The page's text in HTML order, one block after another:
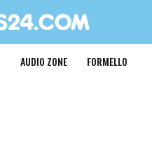
AUDIO ZONE FORMELLO